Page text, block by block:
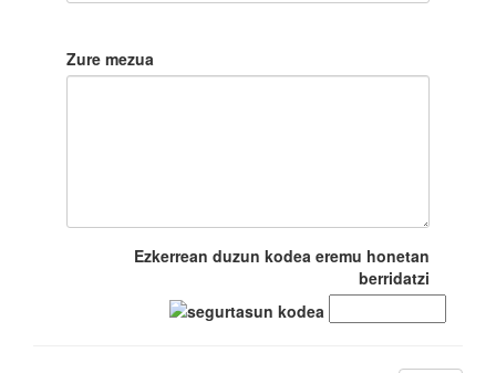
Zure mezua
Ezkerrean duzun kodea eremu honetan
berridatzi